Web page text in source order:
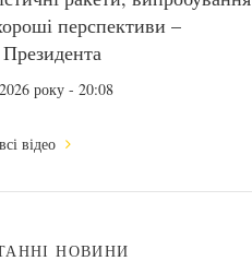
перспективи –
року - 20:08
відео
НОВИНИ